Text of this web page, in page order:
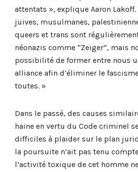
attentats », explique Aaron Lakoff.
juives, musulmanes,
queers et trans sont
néonazis comme “Zeiger”, mais
possibilité de former entre nous
alliance afin d’éliminer le
toutes. »
Dans le passé, des causes
haine en vertu du Code criminel
difficiles à plaider sur le plan
la poursuite n’ait pas tenu
l’activité toxique de cet homme